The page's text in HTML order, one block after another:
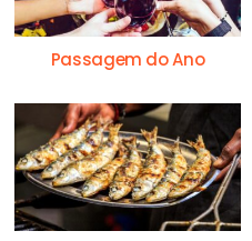
Passagem do Ano